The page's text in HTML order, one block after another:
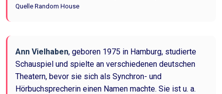
Quelle Random House
Ann Vielhaben, geboren 1975 in Hamburg, studierte
Schauspiel und spielte an verschiedenen deutschen
Theatern, bevor sie sich als Synchron- und
Hörbuchsprecherin einen Namen machte. Sie ist u. a.